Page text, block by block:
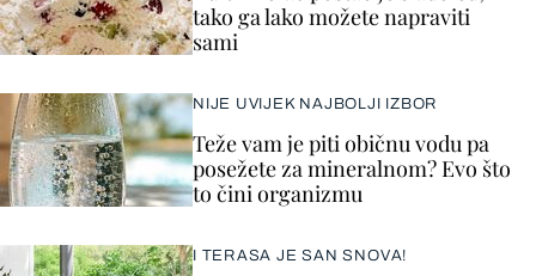
tako ga lako možete napraviti
sami
NIJE UVIJEK NAJBOLJI IZBOR
Teže vam je piti običnu vodu pa
posežete za mineralnom? Evo što
to čini organizmu
I TERASA JE SAN SNOVA!